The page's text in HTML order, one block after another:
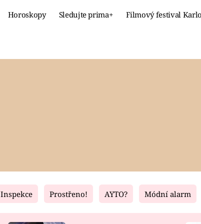
Horoskopy Sledujte prima+ Filmový festival
Fresh Living
Inspekce Prostřeno! AYTO? Módní alarm